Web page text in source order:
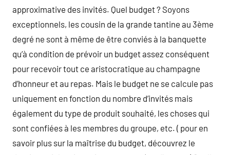
approximative des invités. Quel budget ? Soyons
exceptionnels, les cousin de la grande tantine au 3ème
degré ne sont à même de être conviés à la banquette
qu’à condition de prévoir un budget assez conséquent
pour recevoir tout ce aristocratique au champagne
d’honneur et au repas. Mais le budget ne se calcule pas
uniquement en fonction du nombre d’invités mais
également du type de produit souhaité, les choses qui
sont confiées à les membres du groupe, etc. ( pour en
savoir plus sur la maîtrise du budget, découvrez le